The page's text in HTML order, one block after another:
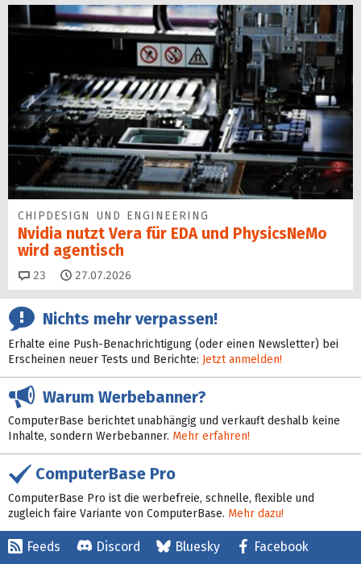
CHIPDESIGN UND ENGINEERING
Nvidia nutzt Vera für EDA und PhysicsNeMo
wird agentisch
23 Kommentare
27.07.2026
Nichts mehr verpassen!
Erhalte eine Push-Benachrichtigung (oder einen Newsletter) bei
Erscheinen neuer Tests und Berichte: Jetzt anmelden!
Warum Werbebanner?
ComputerBase berichtet unabhängig und verkauft deshalb keine
Inhalte, sondern Werbebanner. Mehr erfahren!
ComputerBase Pro
ComputerBase Pro ist die werbefreie, schnelle, flexible und
zugleich faire Variante von ComputerBase. Mehr dazu!
Feeds Discord Bluesky Facebook